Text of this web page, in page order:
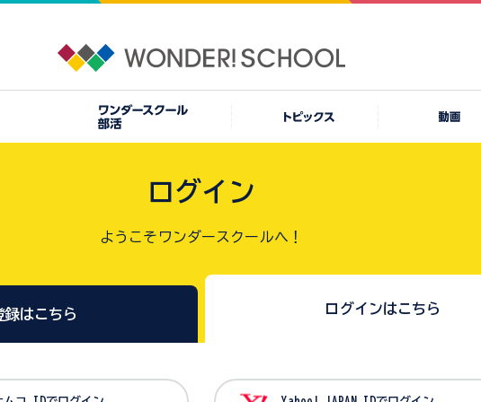
ログイン
ようこそワンダースクールへ！
録はこちら ログインはこちら